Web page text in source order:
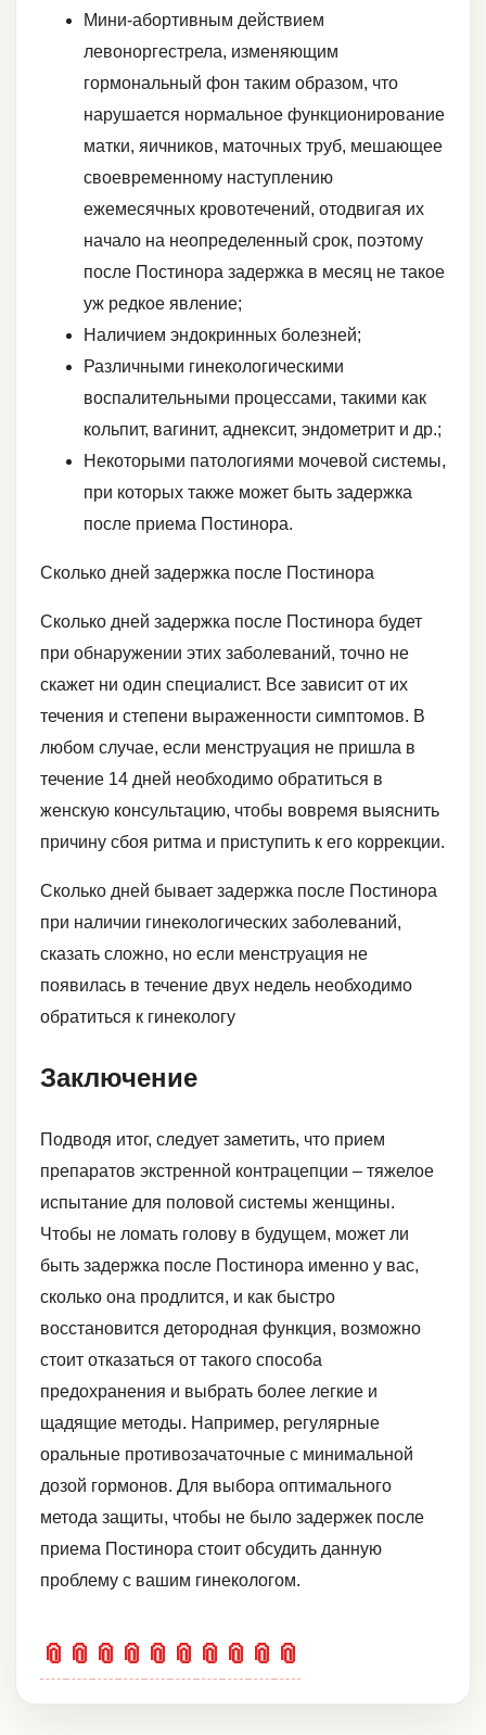
Мини-абортивным действием
левоноргестрела, изменяющим
гормональный фон таким образом, что
нарушается нормальное функционирование
матки, яичников, маточных труб, мешающее
своевременному наступлению
ежемесячных кровотечений, отодвигая их
начало на неопределенный срок, поэтому
после Постинора задержка в месяц не такое
уж редкое явление;
Наличием эндокринных болезней;
Различными гинекологическими
воспалительными процессами, такими как
кольпит, вагинит, аднексит, эндометрит и др.;
Некоторыми патологиями мочевой системы,
при которых также может быть задержка
после приема Постинора.
Сколько дней задержка после Постинора
Сколько дней задержка после Постинора будет
при обнаружении этих заболеваний, точно не
скажет ни один специалист. Все зависит от их
течения и степени выраженности симптомов. В
любом случае, если менструация не пришла в
течение 14 дней необходимо обратиться в
женскую консультацию, чтобы вовремя выяснить
причину сбоя ритма и приступить к его коррекции.
Сколько дней бывает задержка после Постинора
при наличии гинекологических заболеваний,
сказать сложно, но если менструация не
появилась в течение двух недель необходимо
обратиться к гинекологу
Заключение
Подводя итог, следует заметить, что прием
препаратов экстренной контрацепции – тяжелое
испытание для половой системы женщины.
Чтобы не ломать голову в будущем, может ли
быть задержка после Постинора именно у вас,
сколько она продлится, и как быстро
восстановится детородная функция, возможно
стоит отказаться от такого способа
предохранения и выбрать более легкие и
щадящие методы. Например, регулярные
оральные противозачаточные с минимальной
дозой гормонов. Для выбора оптимального
метода защиты, чтобы не было задержек после
приема Постинора стоит обсудить данную
проблему с вашим гинекологом.
📎 📎 📎 📎 📎 📎 📎 📎 📎 📎